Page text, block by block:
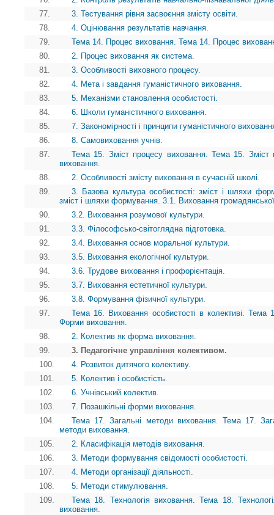
77.
3. Тестування рівня засвоєння змісту освіти.
78.
4. Оцінювання результатів навчання.
79.
Тема 14. Процес виховання. Тема 14. Процес
80.
2. Процес виховання як система.
81.
3. Особливості виховного процесу.
82.
4. Мета і завдання гуманістичного виховання.
83.
5. Механізми становлення особистості.
84.
6. Школи гуманістичного виховання.
85.
7. Закономірності і принципи гуманістичного
86.
8. Самовиховання учнів.
87.
Тема 15. Зміст процесу виховання. Тема 15. Зміст
виховання.
88.
2. Особливості змісту виховання в сучасній школі.
89.
3. Базова культура особистості: зміст і шляхи
зміст і шляхи формування. 3.1. Виховання
90.
3.2. Виховання розумової культури.
91.
3.3. Філософсько-світоглядна підготовка.
92.
3.4. Виховання основ моральної культури.
93.
3.5. Виховання екологічної культури.
94.
3.6. Трудове виховання і профорієнтація.
95.
3.7. Виховання естетичної культури.
96.
3.8. Формування фізичної культури.
97.
Тема 16. Виховання особистості в колективі. Тема
Форми виховання.
98.
2. Колектив як форма виховання.
99.
3. Педагогічне управління колективом.
100.
4. Розвиток дитячого колективу.
101.
5. Колектив і особистість.
102.
6. Учнівський колектив.
103.
7. Позашкільні форми виховання.
104.
Тема 17. Загальні методи виховання. Тема 17.
методи виховання.
105.
2. Класифікація методів виховання.
106.
3. Методи формування свідомості особистості.
107.
4. Методи організації діяльності.
108.
5. Методи стимулювання.
109.
Тема 18. Технологія виховання. Тема 18.
виховання.